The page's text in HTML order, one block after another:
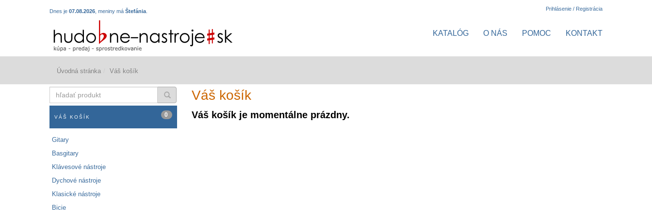
Dnes je 07.08.2026 , meniny má Štefánia Prihlásenie / Registrácia
KATALÓG O NÁS POMOC KONTAKT
Úvodná stránka Váš košík
produkt
VÁŠ KOŠÍK 0
Gitary
Basgitary
Klávesové nástroje
Dychové nástroje
Klasické nástroje
Bicie
Váš košík
Váš košík je momentálne prázdny.